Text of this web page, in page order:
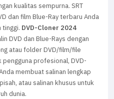
kualitas sempurna. SRT
dan film Blue-Ray terbaru Anda
tinggi. DVD-Cloner 2024
DVD dan Blue-Rays dengan
atau folder DVD/film/file
pengguna profesional, DVD-
membuat salinan lengkap
atau salinan khusus untuk
dunia.